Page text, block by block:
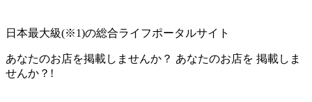
日本最大級(※1)の総合ライフポータルサイト
あなたのお店を掲載しませんか？ あなたのお店を 掲載しま
せんか？!